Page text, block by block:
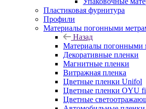
Пластиковая фурнитура
Профили
Материалы погонными
Назад
Материалы погонными
Декоративные пленки
Магнитные пленки
Витражная пленка
Цветные пленки Unifol
Цветные пленки OYU
Цветные